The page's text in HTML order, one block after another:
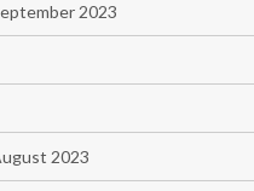
2023
2023